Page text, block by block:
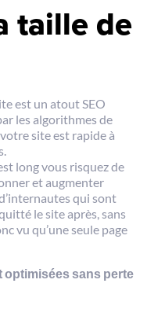
taille de
est un atout SEO
les algorithmes de
site est rapide à
long vous risquez de
et augmenter
qui sont
le site après, sans
vu qu’une seule page
optimisées sans perte